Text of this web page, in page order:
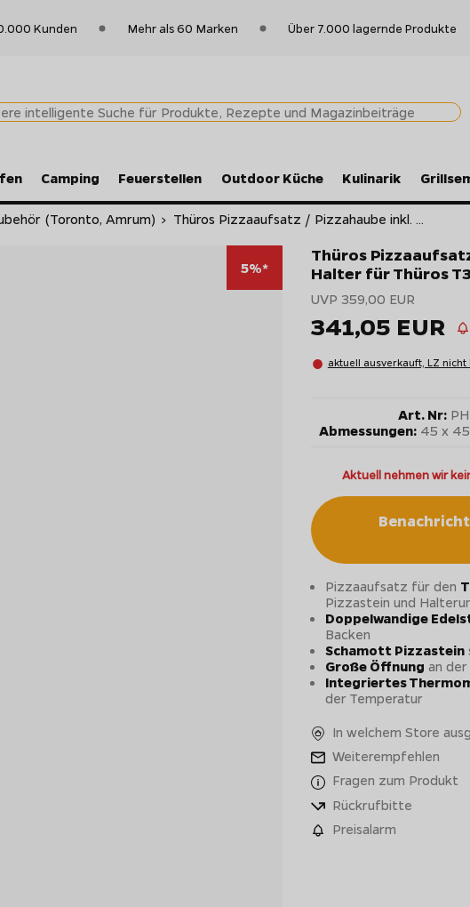
Kunden Mehr als 60 Marken Über 7.000 lagernde Produkte
Camping Feuerstellen Outdoor Küche Kulinarik
(Toronto, Amrum) > Thüros Pizzaaufsatz / Pizzahaube inkl. ...
5%*
Thüros
Halter für Thüros T3
UVP 359,00 EUR
341,05 EUR
aktuell ausverkauft, LZ nicht
Art. Nr:
Abmessungen: 45 x
Aktuell nehmen wir
Pizzaaufsatz für den
Pizzastein und
Doppelwandige
Backen
Schamott Pizzastein
Große Öffnung an
Integriertes
der Temperatur
In welchem Store
Weiterempfehlen
Fragen zum Produkt
Rückrufbitte
Preisalarm